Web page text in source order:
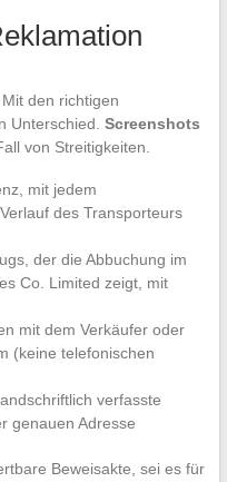
den richtigen
Unterschied. Screenshots
von Streitigkeiten.
mit jedem
des Transporteurs
der die Abbuchung im
Co. Limited zeigt, mit
mit dem Verkäufer oder
(keine telefonischen
verfasste
genauen Adresse
Beweisakte, sei es für